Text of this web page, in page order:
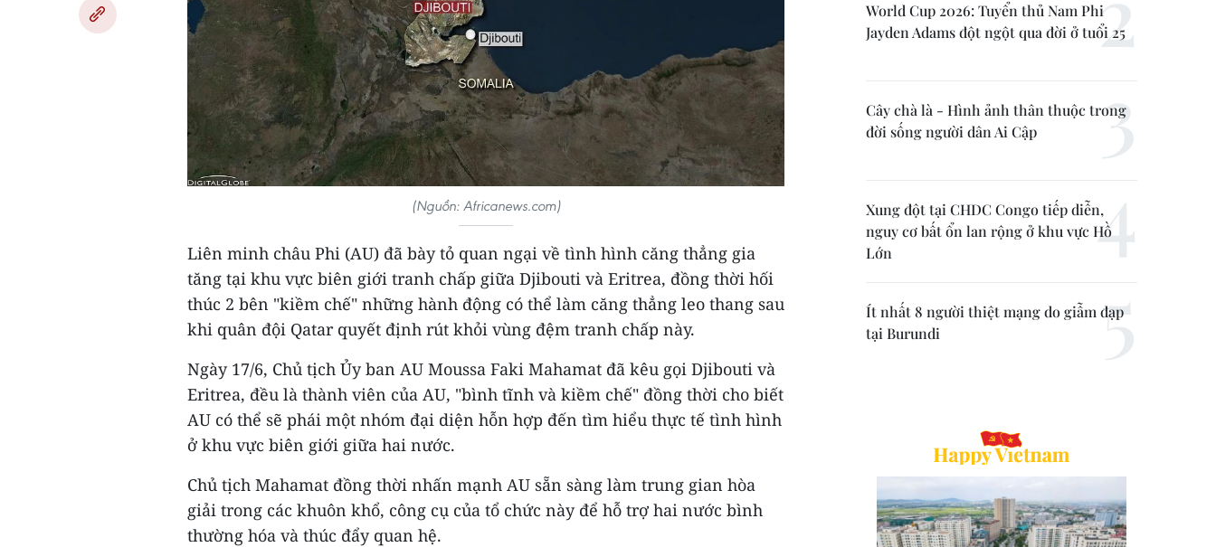
(Nguồn: Africanews.com)
Liên minh châu Phi (AU) đã bày tỏ quan ngại về tình hình căng thẳng gia
tăng tại khu vực biên giới tranh chấp giữa Djibouti và Eritrea, đồng thời hối
thúc 2 bên "kiềm chế" những hành động có thể làm căng thẳng leo thang sau
khi quân đội Qatar quyết định rút khỏi vùng đệm tranh chấp này.
Ngày 17/6, Chủ tịch Ủy ban AU Moussa Faki Mahamat đã kêu gọi Djibouti và
Eritrea, đều là thành viên của AU, "bình tĩnh và kiềm chế" đồng thời cho biết
AU có thể sẽ phái một nhóm đại diện hỗn hợp đến tìm hiểu thực tế tình hình
ở khu vực biên giới giữa hai nước.
Chủ tịch Mahamat đồng thời nhấn mạnh AU sẵn sàng làm trung gian hòa
giải trong các khuôn khổ, công cụ của tổ chức này để hỗ trợ hai nước bình
thường hóa và thúc đẩy quan hệ.
World Cup 2026: Tuyển thủ Nam Phi
Jayden Adams đột ngột qua đời ở tuổi 25
Cây chà là - Hình ảnh thân thuộc trong
đời sống người dân Ai Cập
Xung đột tại CHDC Congo tiếp diễn,
nguy cơ bất ổn lan rộng ở khu vực Hồ
Lớn
Ít nhất 8 người thiệt mạng do giẫm đạp
tại Burundi